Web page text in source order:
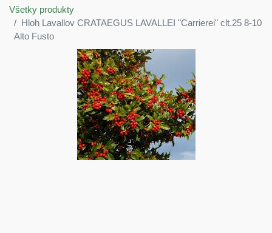
Všetky produkty
Hloh Lavallov CRATAEGUS LAVALLEI "Carrierei" clt.25 8-10
Alto Fusto